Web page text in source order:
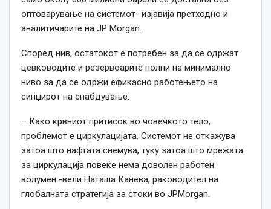
оптоварување на системот- изјавија претходно и
аналитичарите на JP Morgan.
Според нив, остатокот е потребен за да се одржат
цевководите и резервоарите полни на минимално
ниво за да се одржи ефикасно работењето на
синџирот на снабдување.
– Како крвниот притисок во човечкото тело,
проблемот е циркулацијата. Системот не откажува
затоа што нафтата снемува, туку затоа што мрежата
за циркулација повеќе нема доволен работен
волумен -вели Наташа Канева, раководител на
глобалната стратегија за стоки во JPMorgan.